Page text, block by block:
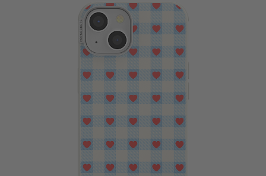
Hello Kitty®
and Friends
Second
Morning